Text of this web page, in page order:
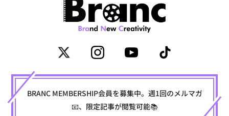
BRANC MEMBERSHIP会員を募集中。週1回のメルマガ
📧、限定記事が閲覧可能📚